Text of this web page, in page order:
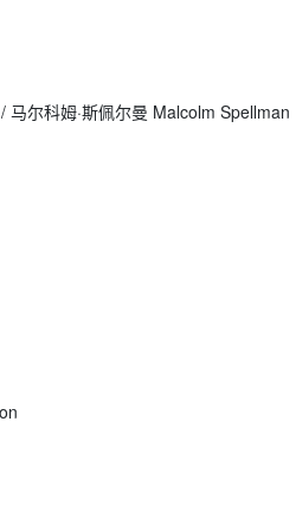
科姆·斯佩尔曼 Malcolm Spellman